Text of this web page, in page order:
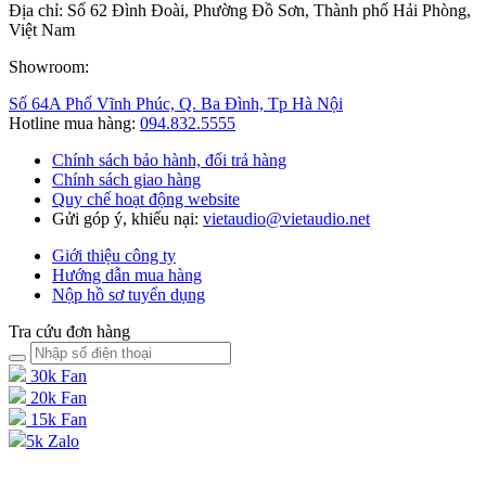
Địa chỉ: Số 62 Đình Đoài, Phường Đồ Sơn, Thành phố Hải Phòng,
Việt Nam
Showroom:
Số 64A Phố Vĩnh Phúc, Q. Ba Đình, Tp Hà Nội
Hotline mua hàng: 094.832.5555
Chính sách bảo hành, đổi trả hàng
Chính sách giao hàng
Quy chế hoạt động website
Gửi góp ý, khiếu nại: vietaudio@vietaudio.net
Giới thiệu công ty
Hướng dẫn mua hàng
Nộp hồ sơ tuyển dụng
Tra cứu đơn hàng
30k Fan
20k Fan
15k Fan
5k Zalo